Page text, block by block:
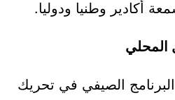
أكادير وطنيا ودوليا.
المحلي
الصيفي في تحريك